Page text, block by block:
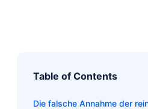
Table of Contents
Die falsche Annahme der